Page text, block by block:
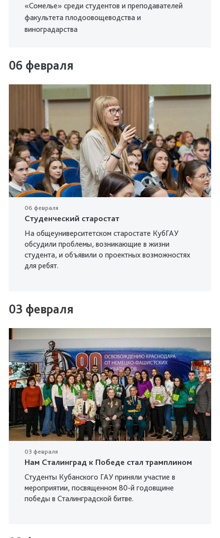
«Сомелье» среди студентов и преподавателей
факультета плодоовощеводства и
виноградарства
06 февраля
06 февраля
Студенческий старостат
На общеуниверситетском старостате КубГАУ
обсудили проблемы, возникающие в жизни
студента, и объявили о проектных возможностях
для ребят.
03 февраля
03 февраля
Нам Сталинград к Победе стал трамплином
Студенты Кубанского ГАУ приняли участие в
мероприятии, посвященном 80-й годовщине
победы в Сталинградской битве.